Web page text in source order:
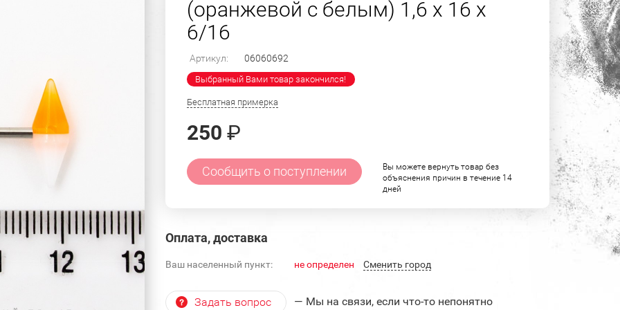
(оранжевой с белым) 1,6 х 16 х
6/16
Артикул: 06060692
Выбранный Вами товар закончился!
Бесплатная примерка
250 ₽
Сообщить о поступлении
Вы можете вернуть товар без
объяснения причин в течение 14
дней
Оплата, доставка
Ваш населенный пункт: не определен Cменить город
Задать вопрос — Мы на связи, если что-то непонятно